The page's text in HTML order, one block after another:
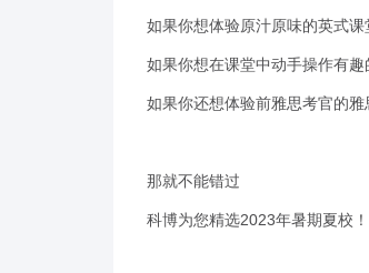
如果你想体验原汁原味的英式课
如果你想在课堂中动手操作有趣
如果你还想体验前雅思考官的雅
那就不能错过
科博为您精选2023年暑期夏校！